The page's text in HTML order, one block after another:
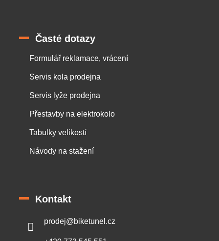
Časté dotazy
Formulář reklamace, vrácení
Servis kola prodejna
Servis lyže prodejna
Přestavby na elektrokolo
Tabulky velikostí
Návody na stažení
Kontakt
prodej@biketunel.cz